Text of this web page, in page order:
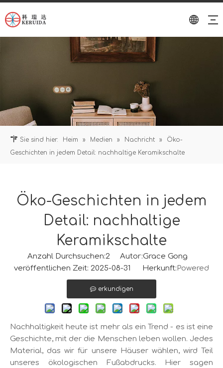
Sie sind hier: Heim » Medien » Nachricht »
Öko-
Geschichten in jedem Detail: nachhaltige Keramikschalte
Öko-Geschichten in jedem
Detail: nachhaltige
Keramikschalte
Anzahl Durchsuchen:2 Autor:Grace Gong
veröffentlichen Zeit: 2025-08-31 Herkunft: Powered
erkundigen
Nachhaltigkeit heute ist mehr als ein Trend - es ist eine
Geschichte, mit der die Menschen leben wollen. Jedes
Material, das wir für unsere Häuser wählen, wird Teil
unseres ökologischen Fußabdrucks. Hier sagen